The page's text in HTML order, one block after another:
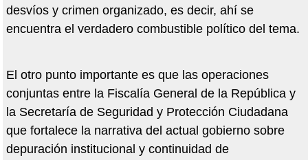
desvíos y crimen organizado, es decir, ahí se
encuentra el verdadero combustible político del tema.
El otro punto importante es que las operaciones
conjuntas entre la Fiscalía General de la República y
la Secretaría de Seguridad y Protección Ciudadana
que fortalece la narrativa del actual gobierno sobre
depuración institucional y continuidad de